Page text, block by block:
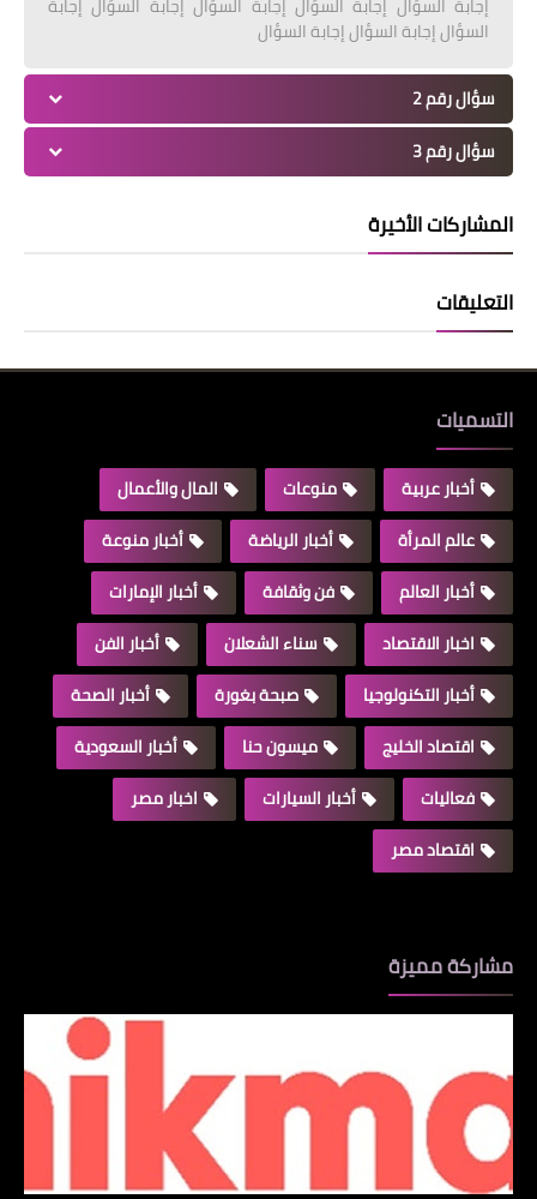
السؤال إجابة السؤال إجابة السؤال
سؤال رقم 2
سؤال رقم 3
المشاركات الأخيرة
التعليقات
التسميات
أخبار عربية منوعات
المال والأعمال
عالم المرأة
أخبار الرياضة
أخبار منوعة
أخبار العالم
فن وثقافة
أخبار الإمارات
اخبار الاقتصاد
سناء الشعلان
أخبار الفن
أخبار التكنولوجيا
صبحة بغورة
أخبار الصحة
اقتصاد الخليج
ميسون حنا
أخبار السعودية
فعاليات
أخبار السيارات
اخبار مصر
اقتصاد مصر
مشاركة مميزة